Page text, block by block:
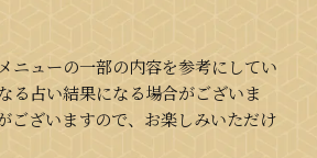
ニューの一部の内容を参考にしてい
る占い結果になる場合がございま
ございますので、お楽しみいただけ